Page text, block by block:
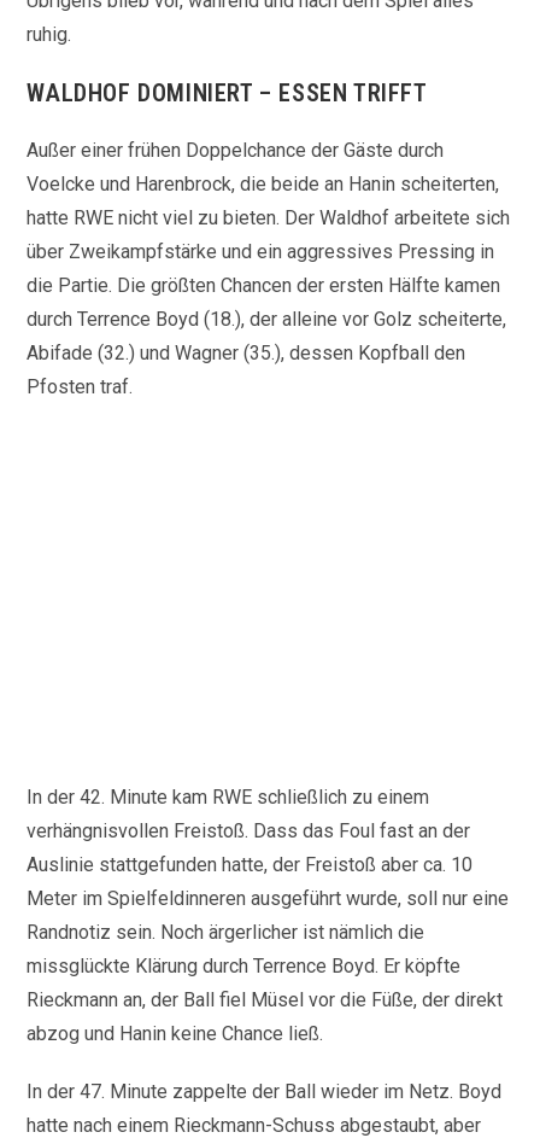
ruhig.
WALDHOF DOMINIERT – ESSEN TRIFFT
Außer einer frühen Doppelchance der Gäste durch
Voelcke und Harenbrock, die beide an Hanin scheiterten,
hatte RWE nicht viel zu bieten. Der Waldhof arbeitete sich
über Zweikampfstärke und ein aggressives Pressing in
die Partie. Die größten Chancen der ersten Hälfte kamen
durch Terrence Boyd (18.), der alleine vor Golz scheiterte,
Abifade (32.) und Wagner (35.), dessen Kopfball den
Pfosten traf.
In der 42. Minute kam RWE schließlich zu einem
verhängnisvollen Freistoß. Dass das Foul fast an der
Auslinie stattgefunden hatte, der Freistoß aber ca. 10
Meter im Spielfeldinneren ausgeführt wurde, soll nur eine
Randnotiz sein. Noch ärgerlicher ist nämlich die
missglückte Klärung durch Terrence Boyd. Er köpfte
Rieckmann an, der Ball fiel Müsel vor die Füße, der direkt
abzog und Hanin keine Chance ließ.
In der 47. Minute zappelte der Ball wieder im Netz. Boyd
hatte nach einem Rieckmann-Schuss abgestaubt, aber